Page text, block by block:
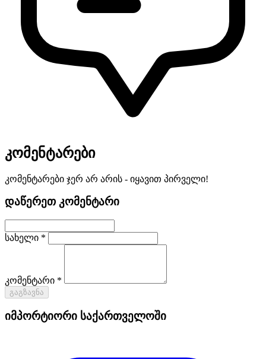
კომენტარები
კომენტარები ჯერ არ არის - იყავით პირველი!
დაწერეთ კომენტარი
სახელი *
კომენტარი *
გაგზავნა
იმპორტიორი საქართველოში